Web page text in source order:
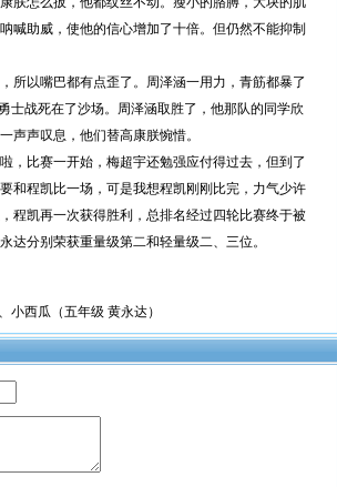
喊助威，使他的信心增加了十倍。但仍然不能抑制
所以嘴巴都有点歪了。周泽涵一用力，青筋都暴了
士战死在了沙场。周泽涵取胜了，他那队的同学欣
声声叹息，他们替高康朕惋惜。
，比赛一开始，梅超宇还勉强应付得过去，但到了
和程凯比一场，可是我想程凯刚刚比完，力气少许
程凯再一次获得胜利，总排名经过四轮比赛终于被
分别荣获重量级第二和轻量级二、三位。
小西瓜（五年级 黄永达）